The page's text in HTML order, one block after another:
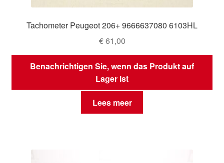
Tachometer Peugeot 206+ 9666637080 6103HL
€61,00
Benachrichtigen Sie, wenn das Produkt auf
Lager ist
Lees meer